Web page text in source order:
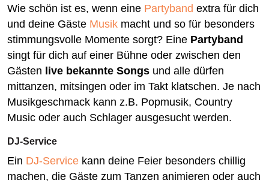
Wie schön ist es, wenn eine Partyband extra für dich
und deine Gäste Musik macht und so für besonders
stimmungsvolle Momente sorgt? Eine Partyband
singt für dich auf einer Bühne oder zwischen den
Gästen live bekannte Songs und alle dürfen
mittanzen, mitsingen oder im Takt klatschen. Je nach
Musikgeschmack kann z.B. Popmusik, Country
Music oder auch Schlager ausgesucht werden.
DJ-Service
Ein DJ-Service kann deine Feier besonders chillig
machen, die Gäste zum Tanzen animieren oder auch